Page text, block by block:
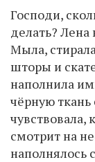
Господи,
делать?
Мыла,
шторы и
наполнила
чёрную ткань
чувствовала,
смотрит на
наполнялось